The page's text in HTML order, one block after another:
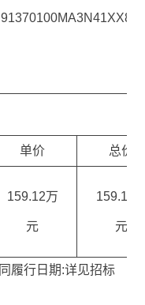
91370100MA3N41XX8R
单价 总价
159.12万
元
159.12
元
履行日期:详见招标